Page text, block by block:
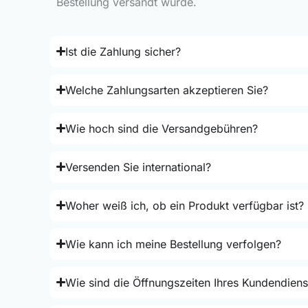
Ist die Zahlung sicher?
Welche Zahlungsarten akzeptieren Sie?
Wie hoch sind die Versandgebühren?
Versenden Sie international?
Woher weiß ich, ob ein Produkt verfügbar ist?
Wie kann ich meine Bestellung verfolgen?
Wie sind die Öffnungszeiten Ihres